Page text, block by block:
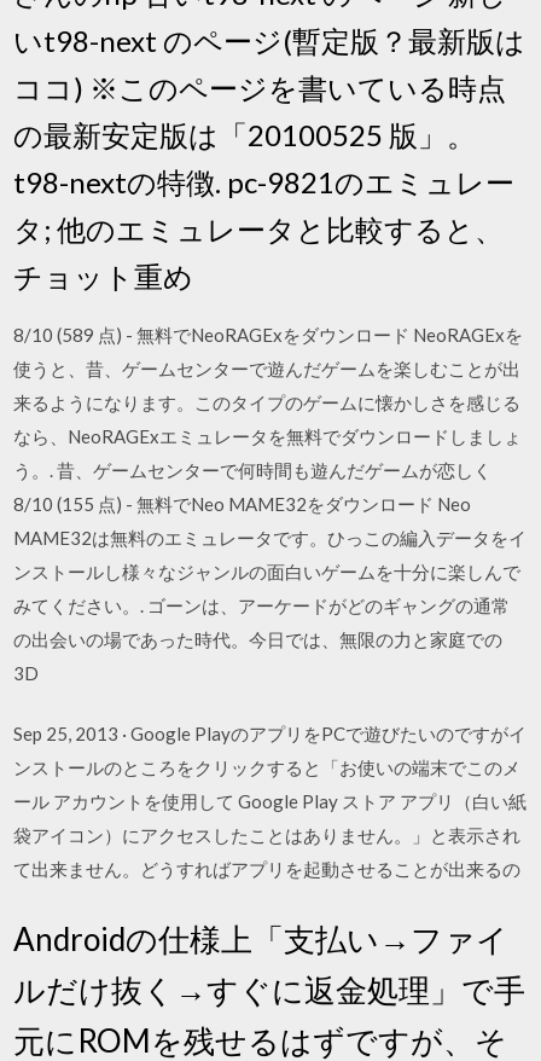
いt98-next のページ(暫定版？最新版は
ココ) ※このページを書いている時点
の最新安定版は「20100525 版」。
t98-nextの特徴. pc-9821のエミュレー
タ; 他のエミュレータと比較すると、
チョット重め
8/10 (589 点) - 無料でNeoRAGExをダウンロード NeoRAGExを
使うと、昔、ゲームセンターで遊んだゲームを楽しむことが出
来るようになります。このタイプのゲームに懐かしさを感じる
なら、NeoRAGExエミュレータを無料でダウンロードしましょ
う。. 昔、ゲームセンターで何時間も遊んだゲームが恋しく
8/10 (155 点) - 無料でNeo MAME32をダウンロード Neo
MAME32は無料のエミュレータです。ひっこの編入データをイ
ンストールし様々なジャンルの面白いゲームを十分に楽しんで
みてください。. ゴーンは、アーケードがどのギャングの通常
の出会いの場であった時代。今日では、無限の力と家庭での
3D
Sep 25, 2013 · Google PlayのアプリをPCで遊びたいのですがイ
ンストールのところをクリックすると「お使いの端末でこのメ
ール アカウントを使用して Google Play ストア アプリ（白い紙
袋アイコン）にアクセスしたことはありません。」と表示され
て出来ません。どうすればアプリを起動させることが出来るの
Androidの仕様上「支払い→ファイ
ルだけ抜く→すぐに返金処理」で手
元にROMを残せるはずですが、そ